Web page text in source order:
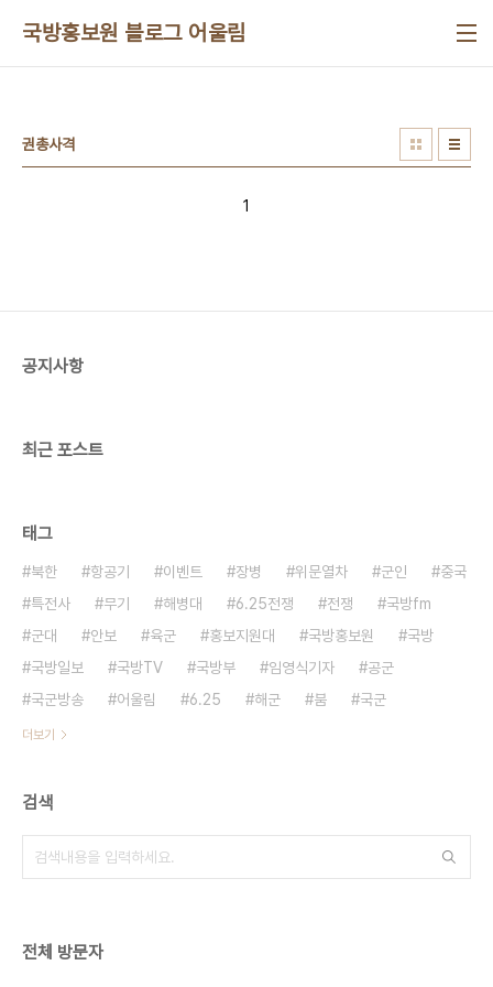
국방홍보원 블로그 어울림
권총사격
1
공지사항
최근 포스트
태그
북한 항공기 이벤트 장병 위문열차 군인
중국
특전사
무기 해병대 6.25전쟁 전쟁
국방fm
군대
안보 육군 홍보지원대 국방홍보원
국방
국방일보
국방TV 국방부 임영식기자
공군
국군방송
어울림 6.25 해군 붐 국군
더보기
검색
전체 방문자